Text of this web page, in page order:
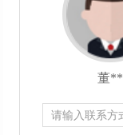
董**